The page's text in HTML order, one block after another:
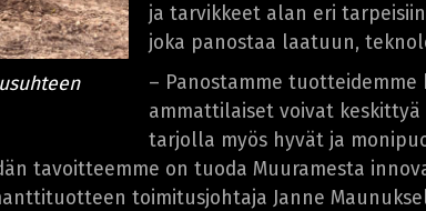
ja tarvikkeet alan eri
joka panostaa laatuun,
– Panostamme
ammattilaiset voivat
tarjolla myös hyvät ja
tavoitteemme on tuoda Muuramesta
toimitusjohtaja Janne